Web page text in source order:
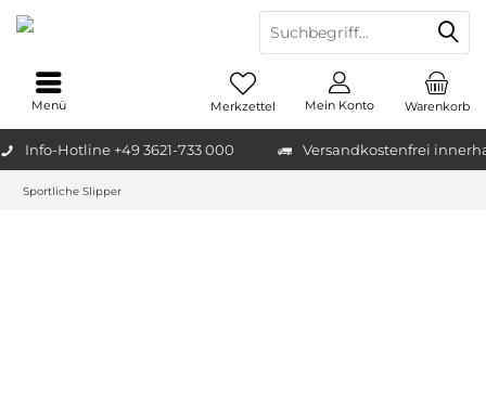
Info-Hotline +49 3621-733 000 Versandkostenfrei
Warenkorb
Merkzettel Mein Konto
Menü
Sportliche Slipper